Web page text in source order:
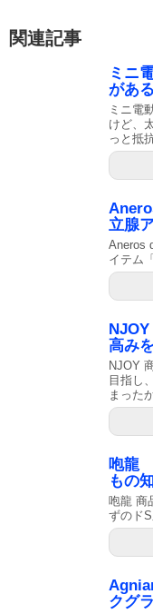
関連記事
ミニ
があ
ミニ電
けど、
っと抵
立腺
Aneros
イテム
高みを
NJOY
目指し
まった
咆龍
もの知
咆龍 商
ずのド
クグ